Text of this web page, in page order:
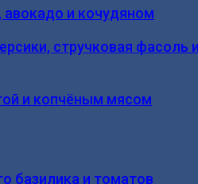
авокадо и кочудяном
стручковая фасоль
и копчёным мясом
базилика и томатов